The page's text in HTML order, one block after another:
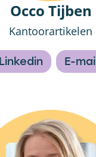
Occo Tijben
Kantoorartikelen
Linkedin E-mail